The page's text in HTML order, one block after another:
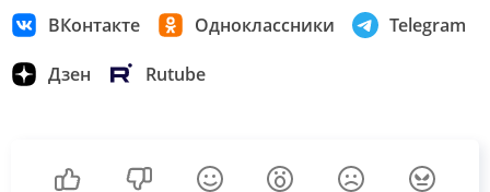
ВКонтакте Одноклассники Telegram
Дзен Rutube